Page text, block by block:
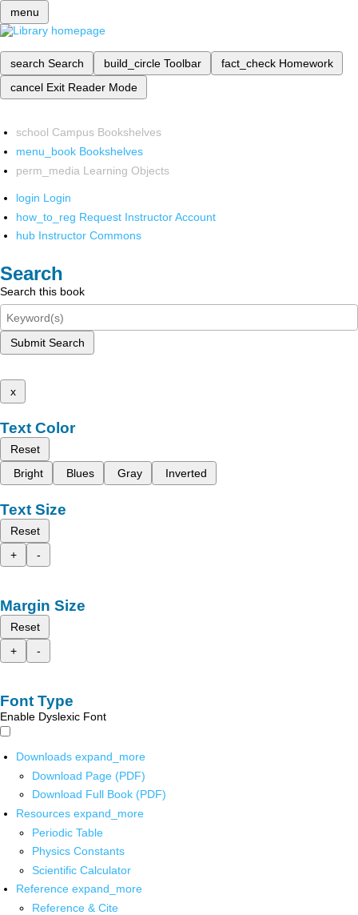
menu
search Search build_circle Toolbar fact_check Homework
cancel Exit Reader Mode
school Campus Bookshelves
menu_book Bookshelves
perm_media Learning Objects
login Login
how_to_reg Request Instructor Account
hub Instructor Commons
Search
Search this book
Submit Search
x
Text Color
Reset
Bright
Blues Gray Inverted
Text Size
Reset
+
-
Margin Size
Reset
+
-
Font Type
Enable Dyslexic Font
Downloads expand_more
Download Page (PDF)
Download Full Book (PDF)
Resources expand_more
Periodic Table
Physics Constants
Scientific Calculator
Reference expand_more
Reference & Cite